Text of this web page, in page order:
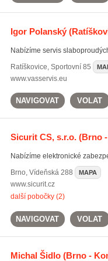
Igor Polanský
Nabízíme servis
Ratíškovice, Sportovní 85
www.vasservis.eu
NAVIGOVAT VOLAT
Sicurit CS, s.r.o.(Brno
Nabízíme elektronické
Brno, Vídeňská 288 MAPA
www.sicurit.cz
další pobočky (2)
NAVIGOVAT VOLAT
Michal Šidlo(Brno -